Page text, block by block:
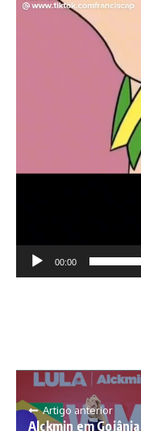
00:00
Artigo anterior
Alckmin em Goiânia